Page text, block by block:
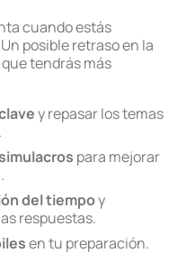
cuando estás
posible retraso en la
tendrás más
y repasar los temas
para mejorar
del tiempoy
respuestas.
en tu preparación.